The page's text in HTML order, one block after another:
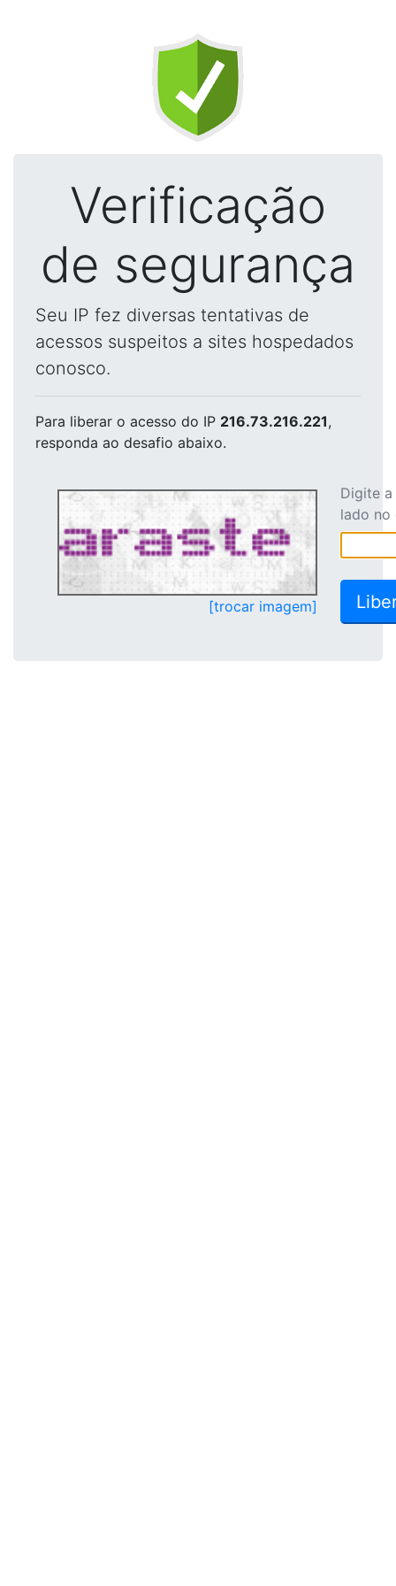
Verificação
de segurança
Seu IP fez diversas tentativas de
acessos suspeitos a sites hospedados
conosco.
Para liberar o acesso do IP 216.73.216.221,
responda ao desafio abaixo.
[trocar imagem]
Digite
lado no